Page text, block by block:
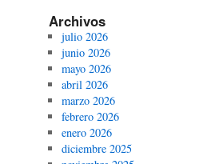
Archivos
julio 2026
junio 2026
mayo 2026
abril 2026
marzo 2026
febrero 2026
enero 2026
diciembre 2025